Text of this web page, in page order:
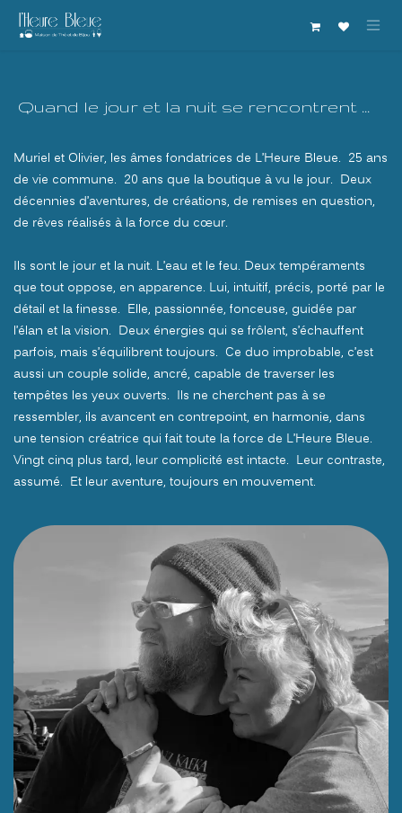
Se rendre au contenu
Quand le jour et la nuit se rencontrent ...
Muriel et Olivier, les âmes fondatrices de L’Heure Bleue. 25 ans
de vie commune. 20 ans que la boutique à vu le jour. Deux
décennies d’aventures, de créations, de remises en question,
de rêves réalisés à la force du cœur.
Ils sont le jour et la nuit. L’eau et le feu. Deux tempéraments
que tout oppose, en apparence. Lui, intuitif, précis, porté par le
détail et la finesse. Elle, passionnée, fonceuse, guidée par
l’élan et la vision. Deux énergies qui se frôlent, s’échauffent
parfois, mais s’équilibrent toujours. Ce duo improbable, c’est
aussi un couple solide, ancré, capable de traverser les
tempêtes les yeux ouverts. Ils ne cherchent pas à se
ressembler, ils avancent en contrepoint, en harmonie, dans
une tension créatrice qui fait toute la force de L’Heure Bleue.
Vingt cinq plus tard, leur complicité est intacte. Leur contraste,
assumé. Et leur aventure, toujours en mouvement.